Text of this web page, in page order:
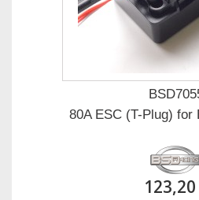
80A ESC (T-Plug) for